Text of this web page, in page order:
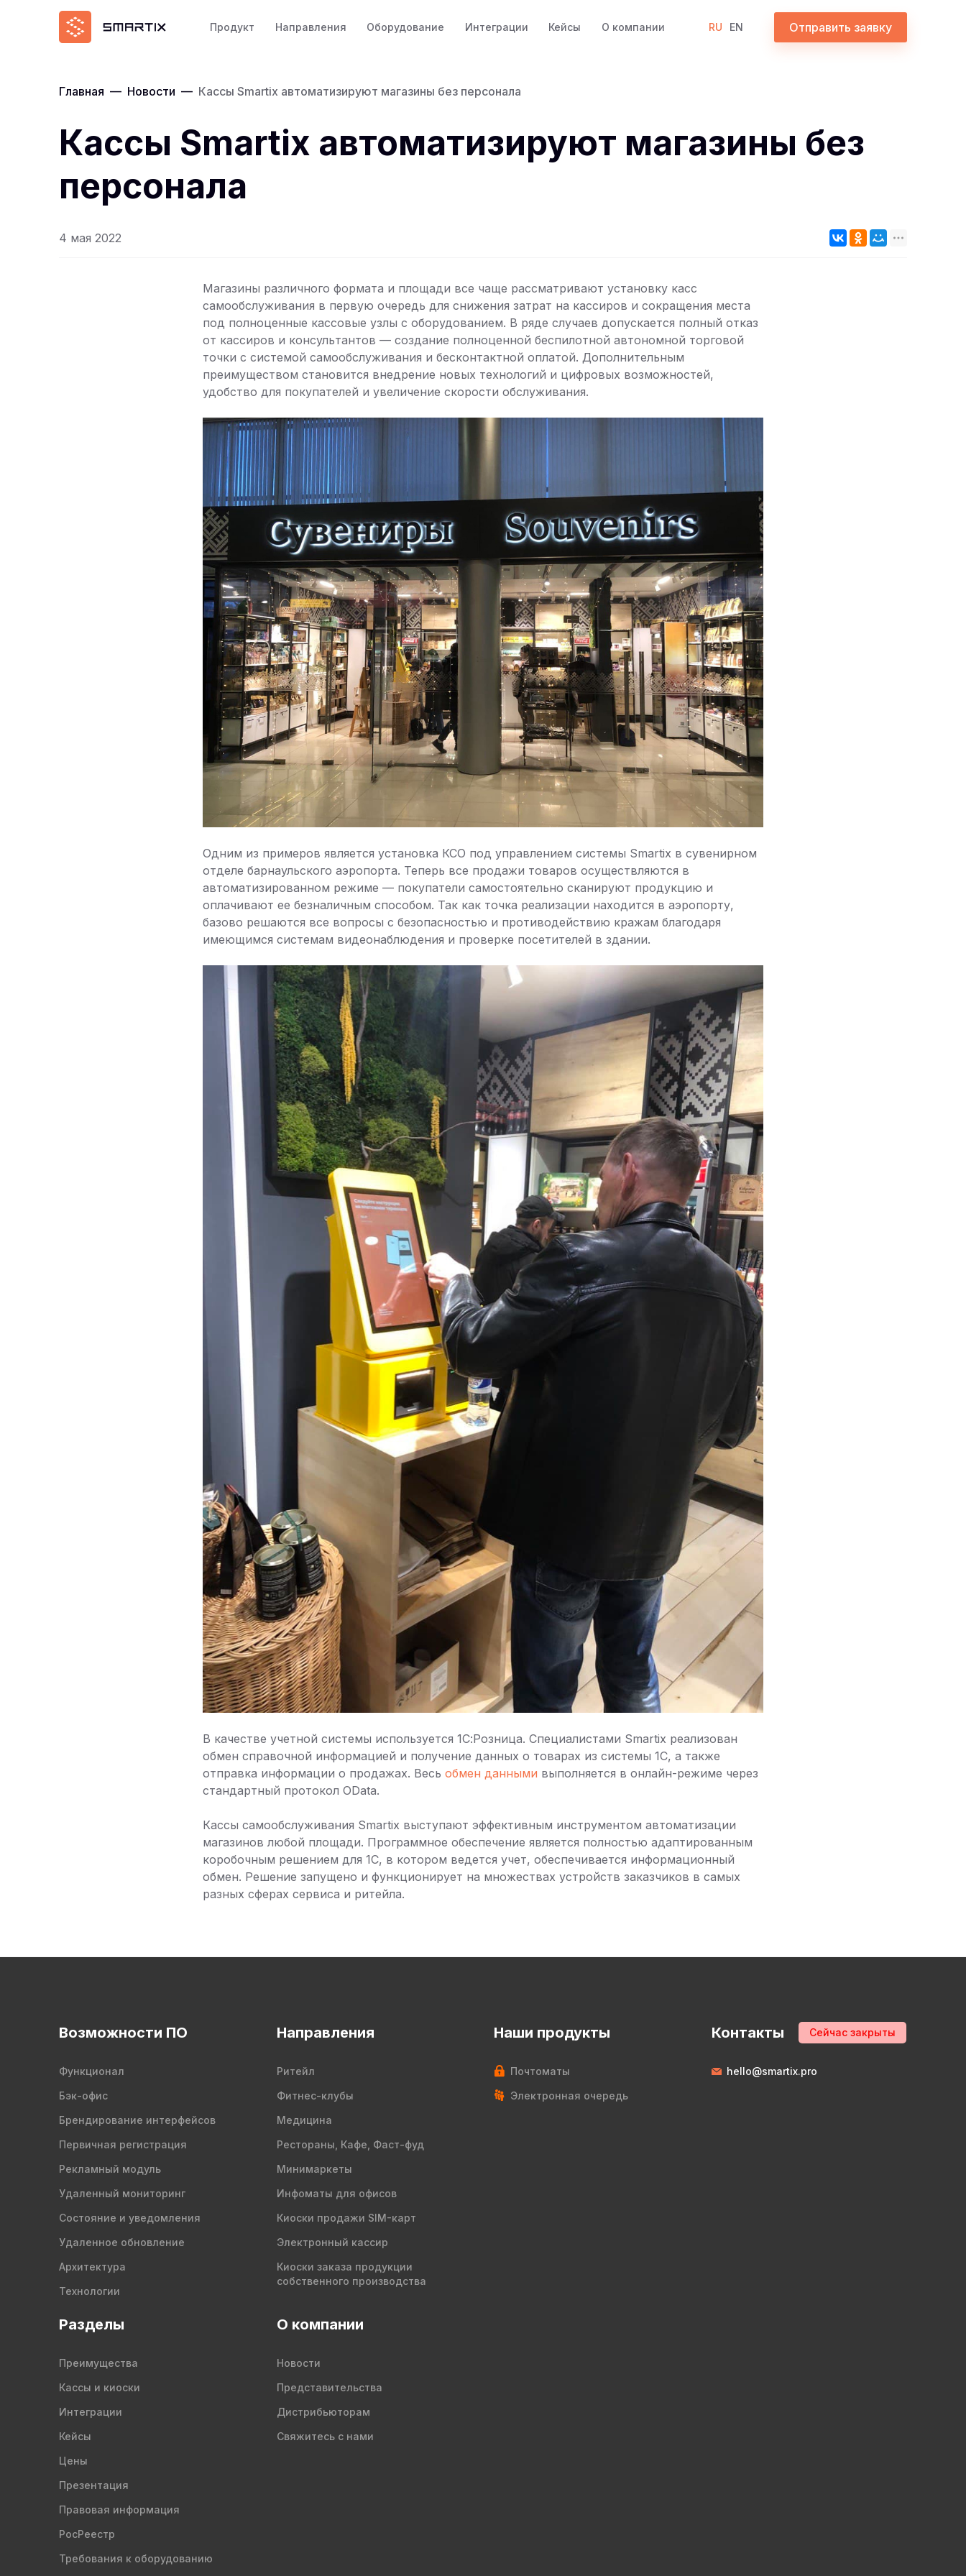
Продукт Направления Оборудование Интеграции Кейсы О компании RU EN Отправить заявку
Главная — Новости — Кассы Smartix автоматизируют магазины без персонала
Кассы Smartix автоматизируют магазины без
персонала
4 мая 2022
Магазины различного формата и площади все чаще рассматривают установку касс
самообслуживания в первую очередь для снижения затрат на кассиров и сокращения места
под полноценные кассовые узлы с оборудованием. В ряде случаев допускается полный отказ
от кассиров и консультантов — создание полноценной беспилотной автономной торговой
точки с системой самообслуживания и бесконтактной оплатой. Дополнительным
преимуществом становится внедрение новых технологий и цифровых возможностей,
удобство для покупателей и увеличение скорости обслуживания.
Одним из примеров является установка КСО под управлением системы Smartix в сувенирном
отделе барнаульского аэропорта. Теперь все продажи товаров осуществляются в
автоматизированном режиме — покупатели самостоятельно сканируют продукцию и
оплачивают ее безналичным способом. Так как точка реализации находится в аэропорту,
базово решаются все вопросы с безопасностью и противодействию кражам благодаря
имеющимся системам видеонаблюдения и проверке посетителей в здании.
В качестве учетной системы используется 1С:Розница. Специалистами Smartix реализован
обмен справочной информацией и получение данных о товарах из системы 1С, а также
отправка информации о продажах. Весь обмен данными выполняется в онлайн-режиме через
стандартный протокол OData.
Кассы самообслуживания Smartix выступают эффективным инструментом автоматизации
магазинов любой площади. Программное обеспечение является полностью адаптированным
коробочным решением для 1С, в котором ведется учет, обеспечивается информационный
обмен. Решение запущено и функционирует на множествах устройств заказчиков в самых
разных сферах сервиса и ритейла.
Возможности ПО
Функционал
Бэк-офис
Брендирование интерфейсов
Первичная регистрация
Рекламный модуль
Удаленный мониторинг
Состояние и уведомления
Удаленное обновление
Архитектура
Технологии
Направления
Ритейл
Фитнес-клубы
Медицина
Рестораны, Кафе, Фаст-фуд
Минимаркеты
Инфоматы для офисов
Киоски продажи SIM-карт
Электронный кассир
Киоски заказа продукции
собственного производства
Наши продукты
Почтоматы
Электронная очередь
Контакты Сейчас закрыты
hello@smartix.pro
Разделы
Преимущества
Кассы и киоски
Интеграции
Кейсы
Цены
Презентация
Правовая информация
РосРеестр
Требования к оборудованию
О компании
Новости
Представительства
Дистрибьюторам
Свяжитесь с нами